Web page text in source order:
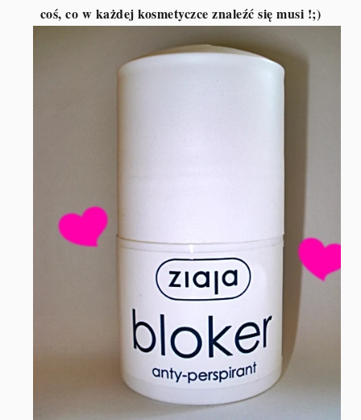
coś, co w każdej kosmetyczce znaleźć się musi !;)